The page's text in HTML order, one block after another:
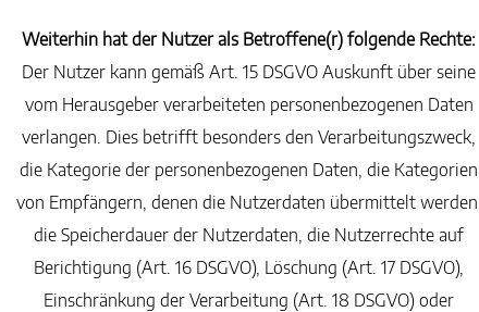
Weiterhin hat der Nutzer als Betroffene(r) folgende Rechte:
Der Nutzer kann gemäß Art. 15 DSGVO Auskunft über seine
vom Herausgeber verarbeiteten personenbezogenen Daten
verlangen. Dies betrifft besonders den Verarbeitungszweck,
die Kategorie der personenbezogenen Daten, die Kategorien
von Empfängern, denen die Nutzerdaten übermittelt werden,
die Speicherdauer der Nutzerdaten, die Nutzerrechte auf
Berichtigung (Art. 16 DSGVO), Löschung (Art. 17 DSGVO),
Einschränkung der Verarbeitung (Art. 18 DSGVO) oder